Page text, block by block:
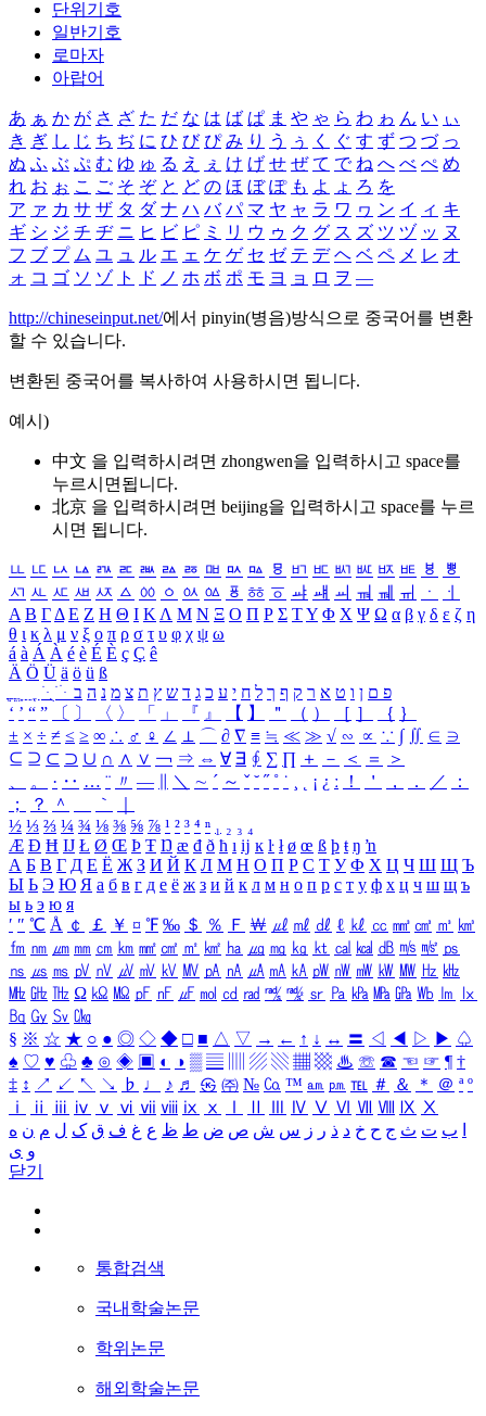
단위기호
일반기호
로마자
아랍어
あ ぁ か が さ ざ た だ な は ば ぱ ま や ゃ ら わ ゎ ん い ぃ
き ぎ し じ ち ぢ に ひ び ぴ み り う ぅ く ぐ す ず つ づ っ
ぬ ふ ぶ ぷ む ゆ ゅ る え ぇ け げ せ ぜ て で ね へ べ ぺ め
れ お ぉ こ ご そ ぞ と ど の ほ ぼ ぽ も よ ょ ろ を
ア ァ カ サ ザ タ ダ ナ ハ バ パ マ ヤ ャ ラ ワ ヮ ン イ ィ キ
ギ シ ジ チ ヂ ニ ヒ ビ ピ ミ リ ウ ゥ ク グ ス ズ ツ ヅ ッ ヌ
フ ブ プ ム ユ ュ ル エ ェ ケ ゲ セ ゼ テ デ ヘ ベ ペ メ レ オ
ォ コ ゴ ソ ゾ ト ド ノ ホ ボ ポ モ ヨ ョ ロ ヲ ―
http://chineseinput.net/에서 pinyin(병음)방식으로 중국어를 변환
할 수 있습니다.
변환된 중국어를 복사하여 사용하시면 됩니다.
예시)
中文 을 입력하시려면 zhongwen을 입력하시고 space를
누르시면됩니다.
北京 을 입력하시려면 beijing을 입력하시고 space를 누르
시면 됩니다.
ㅥ ㅦ ㅧ ㅨ ㅩ ㅪ ㅫ ㅬ ㅭ ㅮ ㅯ ㅰ ㅱ ㅲ ㅳ ㅴ ㅵ ㅶ ㅷ ㅸ
ㅹ
ㅺ ㅻ ㅼ ㅽ ㅾ ㅿ ㆀ ㆁ ㆂ ㆃ ㆄ ㆅ ㆆ ㆇ ㆈ ㆉ ㆊ ㆋ ㆌ ㆍ
ㆎ
Α Β ΓΔ Ε Ζ Η Θ Ι ΚΛ Μ Ν Ξ Ο Π Ρ Σ ΤΥ Φ Χ Ψ Ω α β γ δ ε ζ η
θ ι κ λ μ ν ξ ο π ρ σ τ υ φ χ ψ ω
á à Á À é è É È ç Ç ê
Ä Ö Ü ä ö ü ß
ִֶֹ ֻּ ׁׂ פ ם ן ו ט א ר ק ף ך ל ח י ע כ ג ד ש ץ ת צ מ נ ה ב
‘ ’ “ ” 〔 〕 〈 〉 「 」 『 』 【 】 ＂ （ ） ［ ］ ｛ ｝
± × ÷ ≠ ≤ ≥ ∞ ∴ ♂ ♀ ∠ ⊥ ⌒ ∂ ∇ ≡ ≒ ≪ ≫ √ ∽ ∝ ∵ ∫ ∬ ∈ ∋
⊆ ⊇ ⊂ ⊃ ∪ ∩ ∧ ∨ ￢ ⇒ ⇔ ∀ ∃ ∮ ∑ ∏ ＋ － ＜ ＝
＞
、
。 · ‥ … ¨ 〃 ― ＼ ∼ ´ ～ ˇ ˘ ˝ ˚ ˙ ¸ ¡ ¿ ː ！ ＇ ， ． ／
：
；
？ ＾ ｀
½ ⅓ ⅔ ¼ ¾ ⅛ ⅜ ⅝ ⅞ ¹ ² ³ ⁴ ⁿ ₁ ₂ ₃ ₄
Æ Ð Ħ Ĳ Ł Ø Œ Þ Ŧ Ŋ æ đ ð ħ ı ĳ ĸ ŀ ł ø œ ß þ ŧ ŋ ŉ
А Б В Г Д Е Ё Ж З И Й К Л М Н О П Р С Т У Ф Х Ц Ч Ш Щ Ъ
Ы Ь Э Ю Я а б в г д е ё ж з и й к л м н о п р с т у ф х ц ч ш щ ъ
ы ь э ю я
′ ″ ℃ Å ￠ ￡ ￥ ¤ ℉ ‰ ＄ ％ Ｆ ￦ ㎕ ㎖ ㎗ ℓ ㎘ ㏄ ㎣ ㎤ ㎥ ㎦
㎙ ㎚ ㎛ ㎜ ㎝ ㎞ ㎟ ㎠ ㎡ ㎢ ㏊ ㎍ ㎎ ㎏ ㏏ ㎈ ㎉ ㏈ ㎧ ㎨ ㎰
㎱ ㎲ ㎳ ㎴ ㎵ ㎶ ㎷ ㎸ ㎹ ㎀ ㎁ ㎂ ㎃ ㎄ ㎺ ㎻ ㎽ ㎾ ㎿ ㎐ ㎑
㎒ ㎓ ㎔ Ω ㏀ ㏁ ㎊ ㎋ ㎌ ㏖ ㏅ ㎭ ㎮ ㎯ ㏛ ㎩ ㎪ ㎫ ㎬ ㏝ ㏐
㏓
㏃ ㏉ ㏜ ㏆
§ ※ ☆ ★ ○ ● ◎ ◇ ◆ □ ■ △ ▽ → ← ↑ ↓ ↔ 〓 ◁ ◀ ▷ ▶ ♤
♠ ♡ ♥ ♧ ♣ ⊙ ◈ ▣ ◐ ◑ ▒ ▤ ▨ ▧ ▦ ▩ ♨ ☏ ☎ ☜ ☞ ¶ †
‡ ↕ ↗ ↙ ↖ ↘ ♭ ♩ ♪ ♬ ㉿ ㈜ № ㏇ ™ ㏂ ㏘ ℡ ＃ ＆ ＊ ＠ ª º
ⅰ
ⅱ ⅲ ⅳ ⅴ ⅵ ⅶ ⅷ ⅸ ⅹ Ⅳ Ⅴ Ⅵ Ⅶ Ⅷ Ⅸ Ⅹ
ب ت ث ج ح خ د ذ ر ز س ش ص ض ط ظ ع غ ف ق ک ل م ن ه
و ی
닫기
통합검색
국내학술논문
학위논문
해외학술논문